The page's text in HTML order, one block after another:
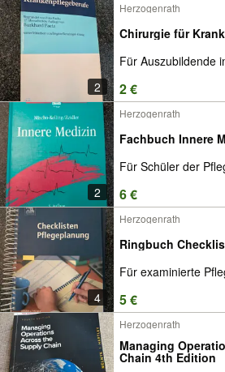
2
Herzogenrath
Für Auszubildende
2 €
2
Herzogenrath
Fachbuch Innere
Für Schüler der
6 €
4
Herzogenrath
Ringbuch
Für examinierte
5 €
Herzogenrath
Managing
Chain 4th Edition